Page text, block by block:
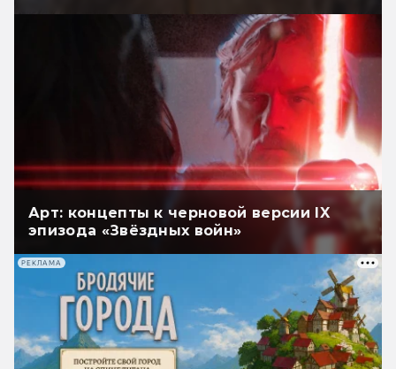
Арт: концепты к черновой версии IX
эпизода «Звёздных войн»
РЕКЛАМА